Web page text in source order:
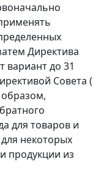
Директива
вариант до 31
Совета (
образом,
для товаров и
некоторых
продукции из